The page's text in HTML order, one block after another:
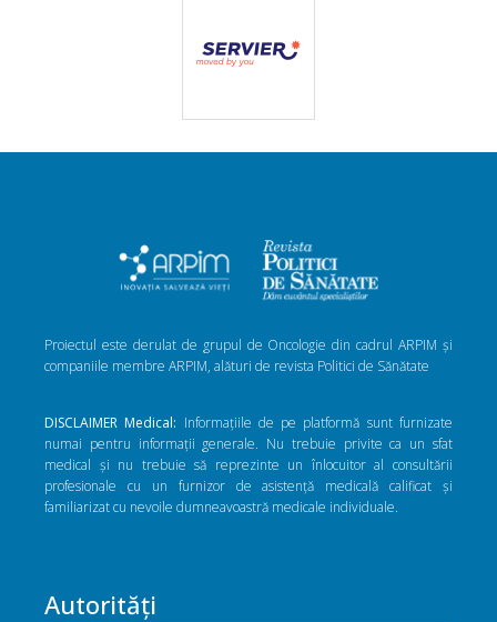
Proiectul este derulat de grupul de Oncologie din cadrul ARPIM și
companiile membre ARPIM, alături de revista Politici de Sănătate
DISCLAIMER Medical: Informațiile de pe platformă sunt furnizate
numai pentru informații generale. Nu trebuie privite ca un sfat
medical și nu trebuie să reprezinte un înlocuitor al consultării
profesionale cu un furnizor de asistență medicală calificat și
familiarizat cu nevoile dumneavoastră medicale individuale.
Autorități